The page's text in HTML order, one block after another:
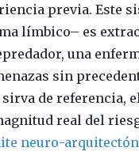
previa. Este
límbico– es
una
sin
de referencia,
real del
neuro-